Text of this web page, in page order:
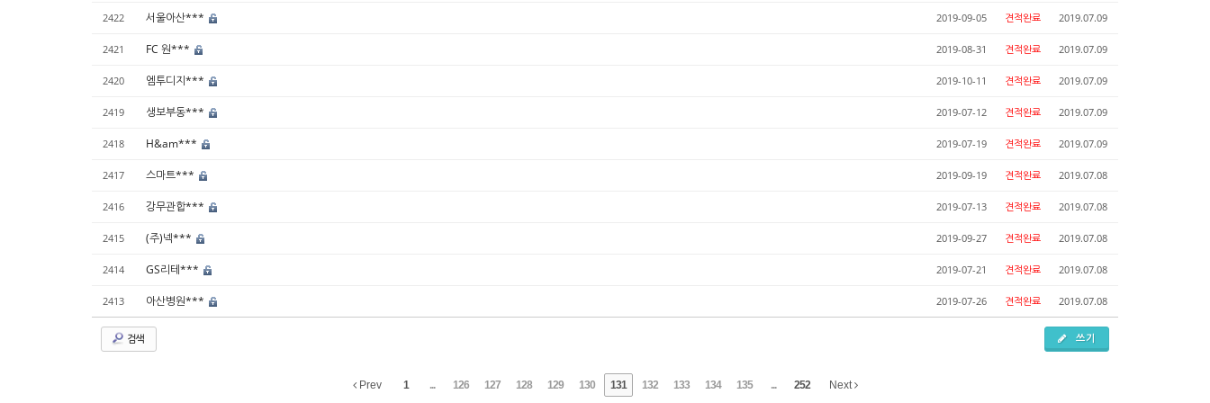
2422 서울아산*** 2019-09-05 견적완료 2019.07.09
2421 FC 원*** 2019-08-31 견적완료 2019.07.09
2420 엠투디지*** 2019-10-11 견적완료 2019.07.09
2419 생보부동*** 2019-07-12 견적완료 2019.07.09
2418 H&am*** 2019-07-19 견적완료 2019.07.09
2417 스마트*** 2019-09-19 견적완료 2019.07.08
2416 강무관합*** 2019-07-13 견적완료 2019.07.08
2415 (주)넥*** 2019-09-27 견적완료 2019.07.08
2414 GS리테*** 2019-07-21 견적완료 2019.07.08
2413 아산병원*** 2019-07-26 견적완료 2019.07.08
검색 쓰기
Prev 1 ... 126 127 128 129 130 131 132 133 134 135 ... 252 Next